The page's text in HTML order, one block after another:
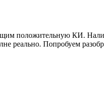
положительную КИ.
Попробуем